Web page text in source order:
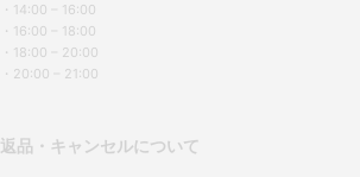
・14:00 – 16:00
・16:00 – 18:00
・18:00 – 20:00
・20:00 – 21:00
返品・キャンセルについて